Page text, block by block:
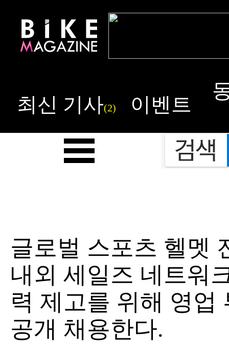
최신 기사(2) 이벤트
글로벌 스포츠 헬멧
내외 세일즈 네트워
력 제고를 위해 영업
공개 채용한다.